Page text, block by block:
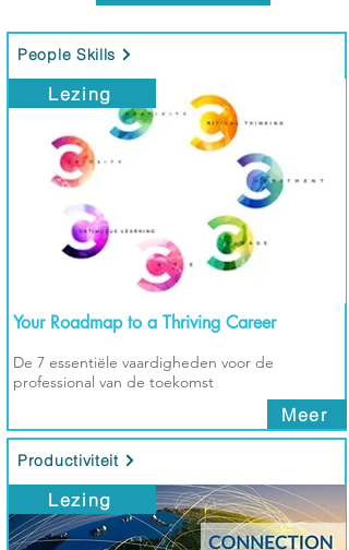
People Skills
Lezing
Your Roadmap to a Thriving Career
De 7 essentiële vaardigheden voor de
professional van de toekomst
Meer
Productiviteit
Lezing